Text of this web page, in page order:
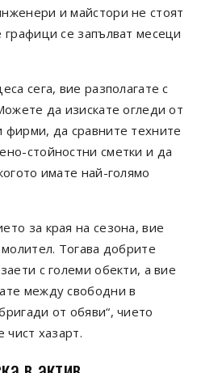
и майстори не стоят
се запълват месеци
сега, вие разполагате с
да изискате огледи от
фирми, да сравните техните
стойностни сметки и да
имате най-голямо
за края на сезона, вие
Тогава добрите
с големи обекти, а вие
между свободни в
от обяви“, чието
чист хазарт.